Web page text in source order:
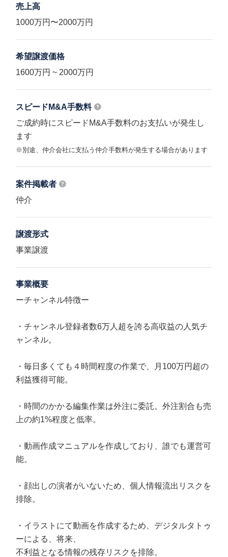
売上高
1000万円〜2000万円
希望譲渡価格
1600万円 ~ 2000万円
スピードM&A手数料
ご成約時にスピードM&A手数料のお支払いが発生し
ます
※別途、仲介会社に支払う仲介手数料が発生する場合があります
案件掲載者
仲介
譲渡形式
事業譲渡
事業概要
ーチャンネル特徴ー
・チャンネル登録者数6万人超を誇る高収益の人気チ
ャンネル。
・毎日多くても４時間程度の作業で、月100万円超の
利益獲得可能。
・時間のかかる編集作業は外注に委託。外注割合も売
上の約1%程度と低率。
・動画作成マニュアルを作成しており、誰でも運営可
能。
・顔出しの演者がいないため、個人情報流出リスクを
排除。
・イラストにて動画を作成するため、デジタルタトゥ
ーによる、将来、
不利益となる情報の残存リスクを排除。